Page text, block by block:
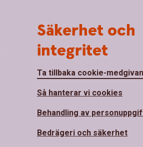
Säkerhet och
integritet
Ta tillbaka cookie-
Så hanterar vi cookies
Behandling av
Bedrägeri och säkerhet